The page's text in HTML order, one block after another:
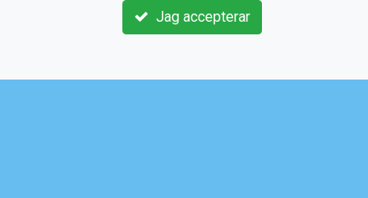
Jag accepterar